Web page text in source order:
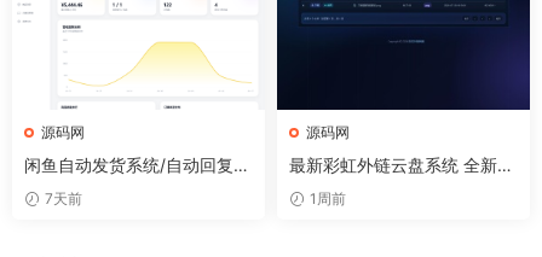
源码网
闲鱼自动发货系统/自动回复/
闲鱼AI回复系统源码
7天前
源码网
最新彩虹外链云盘系统 全新UI
二开美化版
1周前